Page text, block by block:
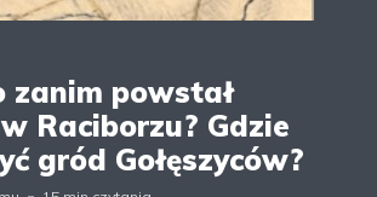
zanim powstał
Raciborzu? Gdzie
gród Gołęszyców?